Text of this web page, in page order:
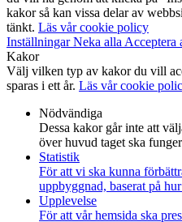
kakor så kan vissa delar av
tänkt. Läs vår cookie policy
InställningarNeka alla Acceptera
Kakor
Välj vilken typ av kakor du vill
sparas i ett år. Läs vår cookie
Nödvändiga
Dessa kakor går inte att
över huvud taget ska
Statistik
För att vi ska kunna
uppbyggnad, baserat på
Upplevelse
För att vår hemsida ska